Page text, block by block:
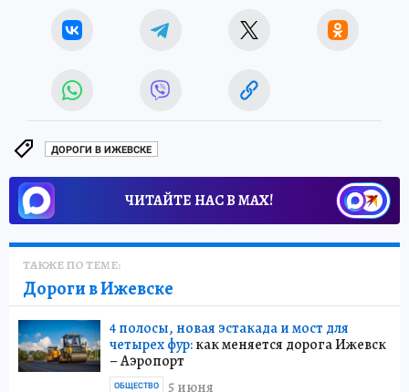
ДОРОГИ В ИЖЕВСКЕ
ЧИТАЙТЕ НАС В МАХ!
ТАКЖЕ ПО ТЕМЕ:
Дороги в Ижевске
4 полосы, новая эстакада и мост для
четырех фур:как меняется дорога Ижевск
– Аэропорт
5 июня
ОБЩЕСТВО